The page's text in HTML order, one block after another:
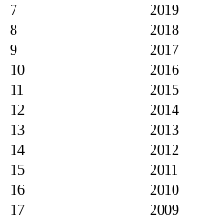
7
2019
8
2018
9
2017
10
2016
11
2015
12
2014
13
2013
14
2012
15
2011
16
2010
17
2009